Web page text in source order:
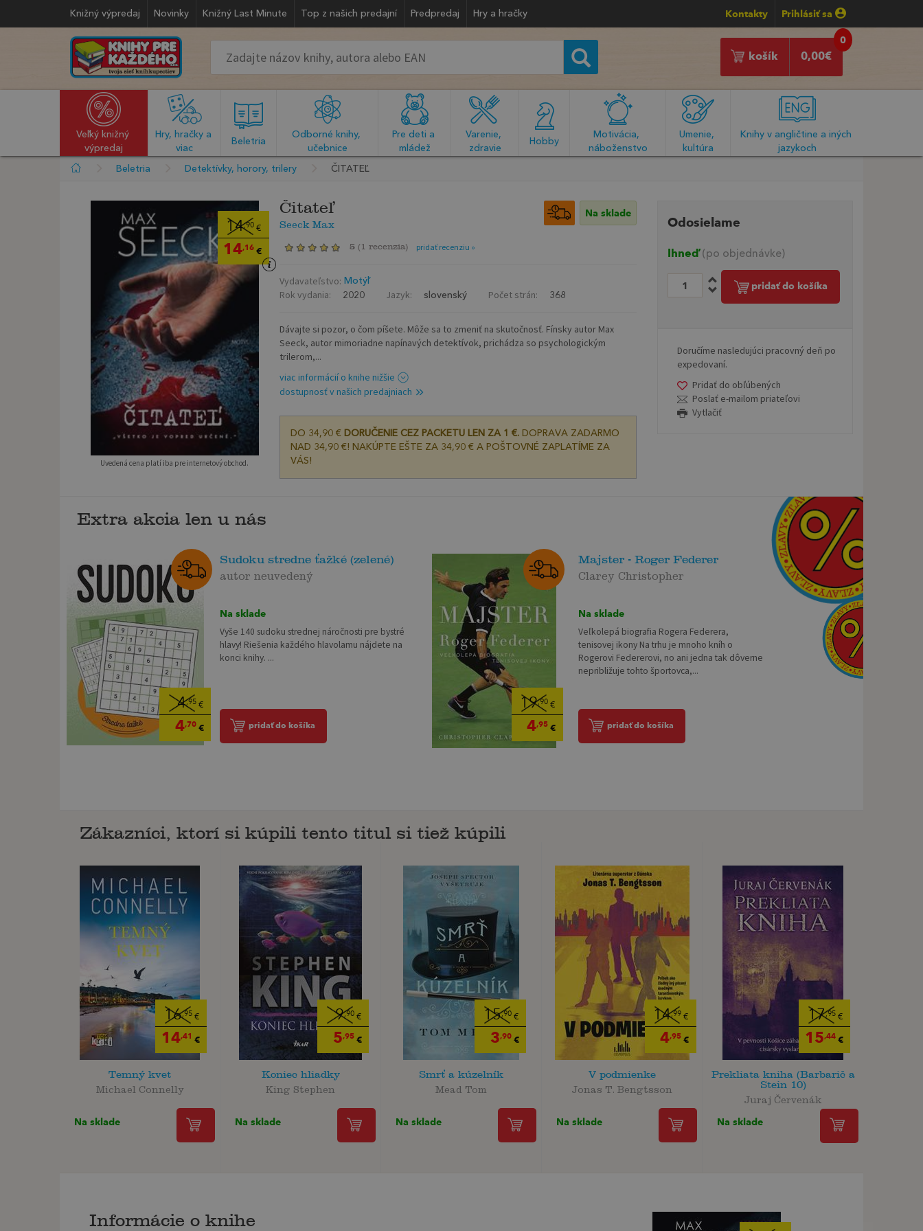
Knižný výpredaj Novinky Knižný Last Minute Top z našich predajní Predpredaj Hry a hračky Kontakty Prihlásiť sa
0
0,00€
košík
Veľký knižný
výpredaj
Hry, hračky a
viac
Beletria
Odborné knihy,
učebnice
Pre deti a
mládež
Varenie,
zdravie
Hobby
Motivácia,
náboženstvo
Umenie,
kultúra
Knihy v angličtine a iných
jazykoch
Beletria Detektívky, horory, trilery ČITATEĽ
14,90 €
14,16 €
Uvedená cena platí iba pre internetový obchod.
Čitateľ
Seeck Max
Na sklade
5 ( 1 recenzia) pridať recenziu »
Vydavateľstvo: Motýľ
Rok vydania: 2020 Jazyk: slovenský Počet strán: 368
Dávajte si pozor, o čom píšete. Môže sa to zmeniť na skutočnosť. Fínsky autor Max
Seeck, autor mimoriadne napínavých detektívok, prichádza so psychologickým
trilerom,...
viac informácií o knihe nižšie
dostupnosť v našich predajniach
DO 34,90 € DORUČENIE CEZ PACKETU LEN ZA 1 €.DOPRAVA ZADARMO
NAD 34,90 €! NAKÚPTE EŠTE ZA 34,90 € A POŠTOVNÉ ZAPLATÍME ZA
VÁS!
Odosielame
Ihneď(po objednávke)
pridať do košíka
Doručíme nasledujúci pracovný deň po
expedovaní.
Pridať do obľúbených
Poslať e-mailom priateľovi
Vytlačiť
Extra akcia len u nás
4,95€
4,70€
Sudoku stredne ťažké (zelené)
autor neuvedený
Na sklade
Vyše 140 sudoku strednej náročnosti pre bystré
hlavy! Riešenia každého hlavolamu nájdete na
konci knihy. ...
pridať do košíka
19,90 €
4,95 €
Majster - Roger Federer
Clarey Christopher
Na sklade
Veľkolepá biografia Rogera Federera,
tenisovej ikony Na trhu je mnoho kníh o
Rogerovi Federerovi, no ani jedna tak dôverne
nepribližuje tohto športovca,...
pridať do košíka
Zákazníci, ktorí si kúpili tento titul si tiež kúpili
16,95€
14,41 €
Temný kvet
Michael Connelly
Na sklade
9,90€
5,95€
Koniec hliadky
King Stephen
Na sklade
15,90€
3,90€
Smrť a kúzelník
Mead Tom
Na sklade
14,99 €
4,95 €
V podmienke
Jonas T. Bengtsson
Na sklade
17,95€
15,44€
Prekliata kniha (Barbarič a
Stein 10)
Juraj Červenák
Na sklade
Informácie o knihe